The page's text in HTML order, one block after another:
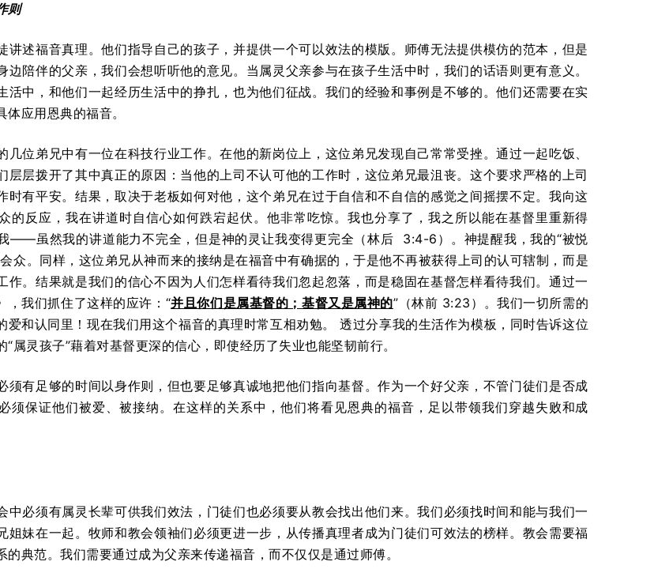
则
讲述福音真理。他们指导自己的孩子，并提供一个可以效法的模版。师傅无法提供模仿的范本，但是
边陪伴的父亲，我们会想听听他的意见。当属灵父亲参与在孩子生活中时，我们的话语则更有意义。
活中，和他们一起经历生活中的挣扎，也为他们征战。我们的经验和事例是不够的。他们还需要在实
应用恩典的福音。
几位弟兄中有一位在科技行业工作。在他的新岗位上，这位弟兄发现自己常常受挫。通过一起吃饭、
层层拨开了其中真正的原因：当他的上司不认可他的工作时，这位弟兄最沮丧。这个要求严格的上司
时有平安。结果，取决于老板如何对他，这个弟兄在过于自信和不自信的感觉之间摇摆不定。我向这
的反应，我在讲道时自信心如何跌宕起伏。他非常吃惊。我也分享了，我之所以能在基督里重新得
——虽然我的讲道能力不完全，但是神的灵让我变得更完全（林后 3:4-6）。神提醒我，我的“被悦
众。同样，这位弟兄从神而来的接纳是在福音中有确据的，于是他不再被获得上司的认可辖制，而是
作。结果就是我们的信心不因为人们怎样看待我们忽起忽落，而是稳固在基督怎样看待我们。通过一
，我们抓住了这样的应许：“并且你们是属基督的；基督又是属神的”（林前 3:23）。我们一切所需的
爱和认同里！现在我们用这个福音的真理时常互相劝勉。 透过分享我的生活作为模板，同时告诉这位
属灵孩子”藉着对基督更深的信心，即使经历了失业也能坚韧前行。
须有足够的时间以身作则，但也要足够真诚地把他们指向基督。作为一个好父亲，不管门徒们是否成
须保证他们被爱、被接纳。在这样的关系中，他们将看见恩典的福音，足以带领我们穿越失败和成
中必须有属灵长辈可供我们效法，门徒们也必须要从教会找出他们来。我们必须找时间和能与我们一
姐妹在一起。牧师和教会领袖们必须更进一步，从传播真理者成为门徒们可效法的榜样。教会需要福
的典范。我们需要通过成为父亲来传递福音，而不仅仅是通过师傅。